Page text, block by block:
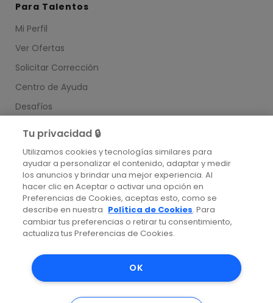
© Coodesh 2025. Todos los derechos reservados.
Para Talentos
Mi Perfil
Ver Ofertas
Solicitar Corrección
Centro de Ayuda
Desafíos
Community
Status
Tu privacidad 🔒
Utilizamos cookies y tecnologías similares para
ayudar a personalizar el contenido, adaptar y medir
los anuncios y brindar una mejor experiencia. Al
hacer clic en Aceptar o activar una opción en
Preferencias de Cookies, aceptas esto, como se
describe en nuestra Política de Cookies. Para
cambiar tus preferencias o retirar tu consentimiento,
actualiza tus Preferencias de Cookies.
OK